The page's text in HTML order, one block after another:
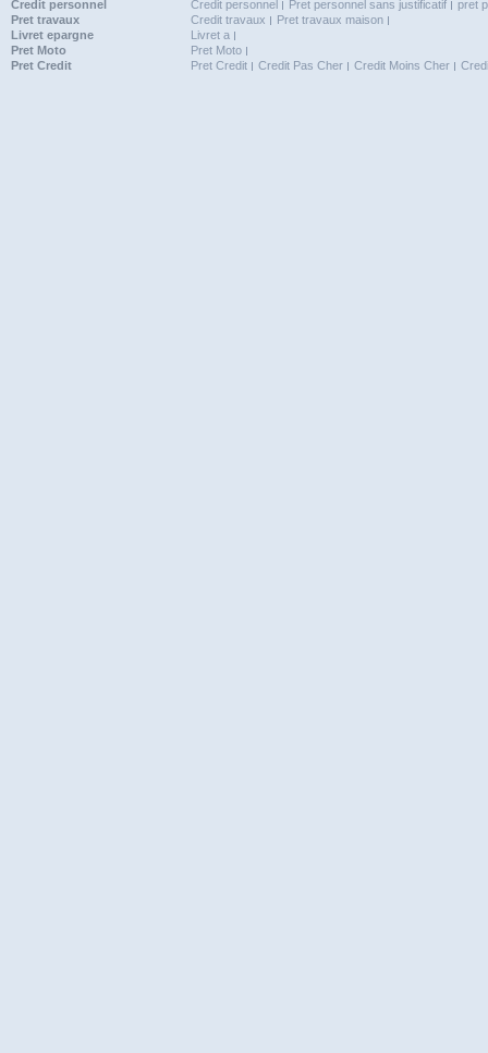
Credit personnel Credit personnel Pret personnel sans justificatif
pret
Pret travaux
Credit travaux
Pret travaux maison
Livret epargne
Livret a
Pret Moto
Pret Moto
Pret Credit
Pret Credit Credit Pas Cher Credit Moins Cher